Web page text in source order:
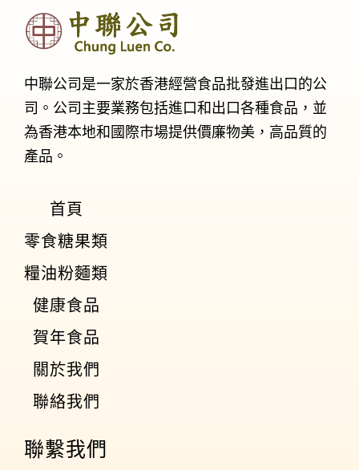
中聯公司是一家於香港經營食品批發進出口的公
司。公司主要業務包括進口和出口各種食品，並
為香港本地和國際市場提供價廉物美，高品質的
產品。
首頁
零食糖果類
糧油粉麵類
健康食品
賀年食品
關於我們
聯絡我們
聯繫我們